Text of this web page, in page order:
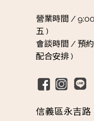
營業時間 /
五 )
會談時間 / 預
配合安排 )
信義區永吉路